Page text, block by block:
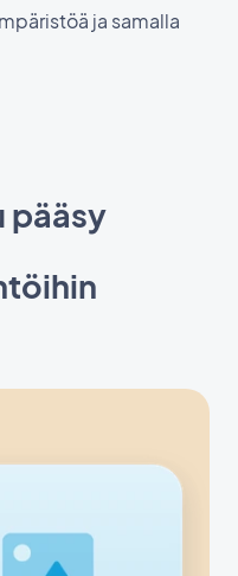
ja samalla
pääsy